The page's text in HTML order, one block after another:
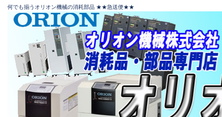
何でも揃うオリオン機械の消耗部品 ★★急送便★★